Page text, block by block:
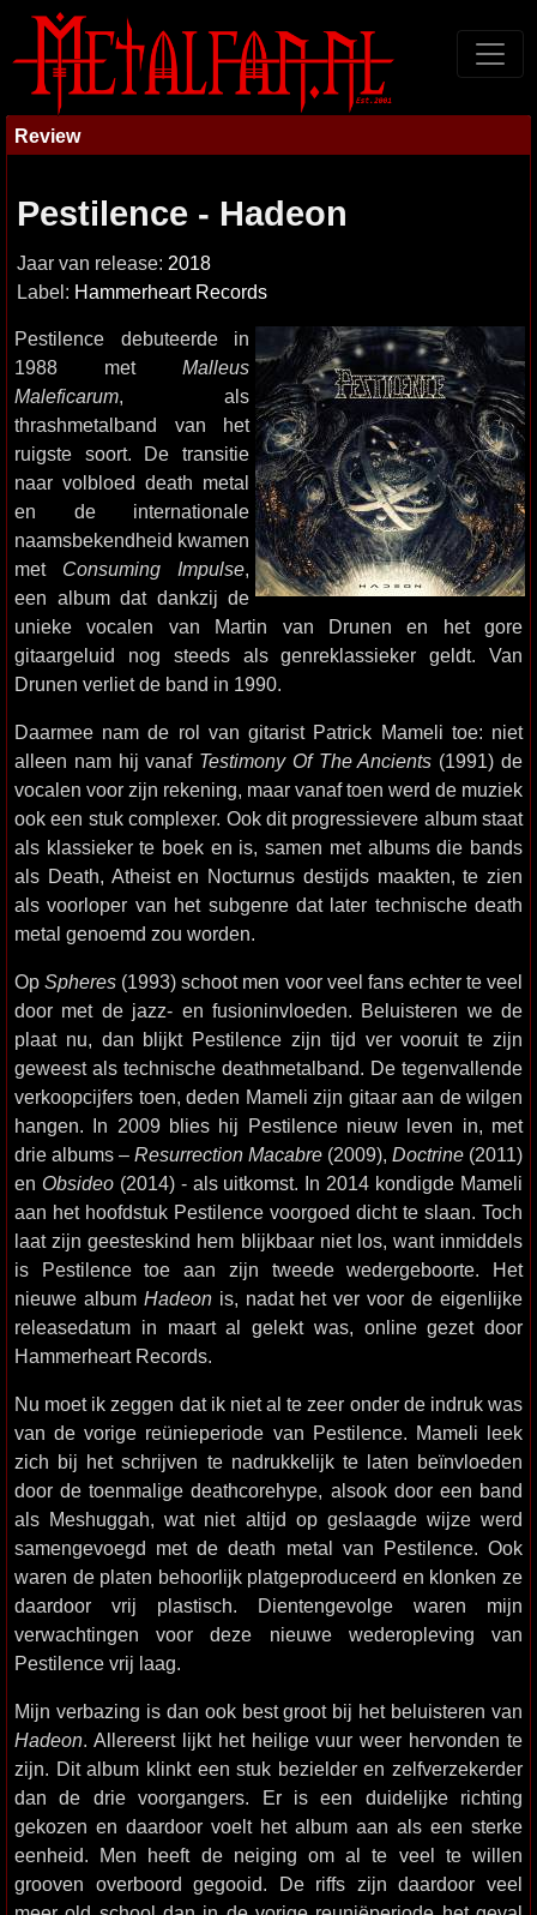
Review
Pestilence - Hadeon
Jaar van release: 2018
Label: Hammerheart Records
Pestilence debuteerde in
1988 met Malleus
Maleficarum, als
thrashmetalband van het
ruigste soort. De transitie
naar volbloed death metal
en de internationale
naamsbekendheid kwamen
met Consuming Impulse,
een album dat dankzij de
unieke vocalen van Martin van Drunen en het gore
gitaargeluid nog steeds als genreklassieker geldt. Van
Drunen verliet de band in 1990.
Daarmee nam de rol van gitarist Patrick Mameli toe: niet
alleen nam hij vanaf Testimony Of The Ancients (1991) de
vocalen voor zijn rekening, maar vanaf toen werd de muziek
ook een stuk complexer. Ook dit progressievere album staat
als klassieker te boek en is, samen met albums die bands
als Death, Atheist en Nocturnus destijds maakten, te zien
als voorloper van het subgenre dat later technische death
metal genoemd zou worden.
OpSpheres (1993) schoot men voor veel fans echter te veel
door met de jazz- en fusioninvloeden. Beluisteren we de
plaat nu, dan blijkt Pestilence zijn tijd ver vooruit te zijn
geweest als technische deathmetalband. De tegenvallende
verkoopcijfers toen, deden Mameli zijn gitaar aan de wilgen
hangen. In 2009 blies hij Pestilence nieuw leven in, met
drie albums – Resurrection Macabre (2009), Doctrine (2011)
en Obsideo(2014) - als uitkomst. In 2014 kondigde Mameli
aan het hoofdstuk Pestilence voorgoed dicht te slaan. Toch
laat zijn geesteskind hem blijkbaar niet los, want inmiddels
is Pestilence toe aan zijn tweede wedergeboorte. Het
nieuwe album Hadeonis, nadat het ver voor de eigenlijke
releasedatum in maart al gelekt was, online gezet door
Hammerheart Records.
Nu moet ik zeggen dat ik niet al te zeer onder de indruk was
van de vorige reünieperiode van Pestilence. Mameli leek
zich bij het schrijven te nadrukkelijk te laten beïnvloeden
door de toenmalige deathcorehype, alsook door een band
als Meshuggah, wat niet altijd op geslaagde wijze werd
samengevoegd met de death metal van Pestilence. Ook
waren de platen behoorlijk platgeproduceerd en klonken ze
daardoor vrij plastisch. Dientengevolge waren mijn
verwachtingen voor deze nieuwe wederopleving van
Pestilence vrij laag.
Mijn verbazing is dan ook best groot bij het beluisteren van
Hadeon. Allereerst lijkt het heilige vuur weer hervonden te
zijn. Dit album klinkt een stuk bezielder en zelfverzekerder
dan de drie voorgangers. Er is een duidelijke richting
gekozen en daardoor voelt het album aan als een sterke
eenheid. Men heeft de neiging om al te veel te willen
grooven overboord gegooid. De riffs zijn daardoor veel